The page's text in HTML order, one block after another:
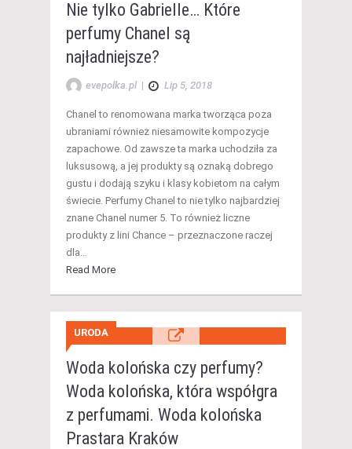
Nie tylko Gabrielle… Które
perfumy Chanel są
najładniejsze?
evepolka.pl | Lip 5, 2018
Chanel to renomowana marka tworząca poza
ubraniami również niesamowite kompozycje
zapachowe. Od zawsze ta marka uchodziła za
luksusową, a jej produkty są oznaką dobrego
gustu i dodają szyku i klasy kobietom na całym
świecie. Perfumy Chanel to nie tylko najbardziej
znane Chanel numer 5. To również liczne
produkty z lini Chance – przeznaczone raczej
dla…
Read More
URODA
Woda kolońska czy perfumy?
Woda kolońska, która współgra
z perfumami. Woda kolońska
Prastara Kraków